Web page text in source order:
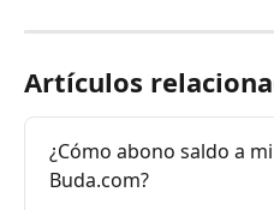
Artículos
¿Cómo abono saldo a
Buda.com?